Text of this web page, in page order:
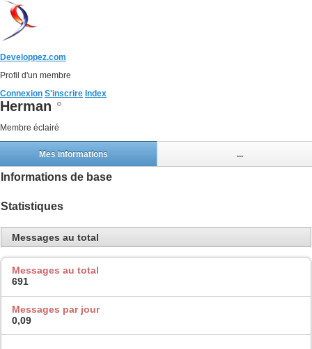
Developpez.com
Profil d'un membre
Connexion S'inscrire Index
Herman
Membre éclairé
Mes informations ...
Informations de base
Statistiques
Messages au total
Messages au total
691
Messages par jour
0,09